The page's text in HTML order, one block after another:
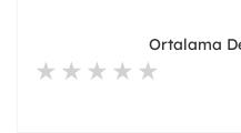
Ortalama